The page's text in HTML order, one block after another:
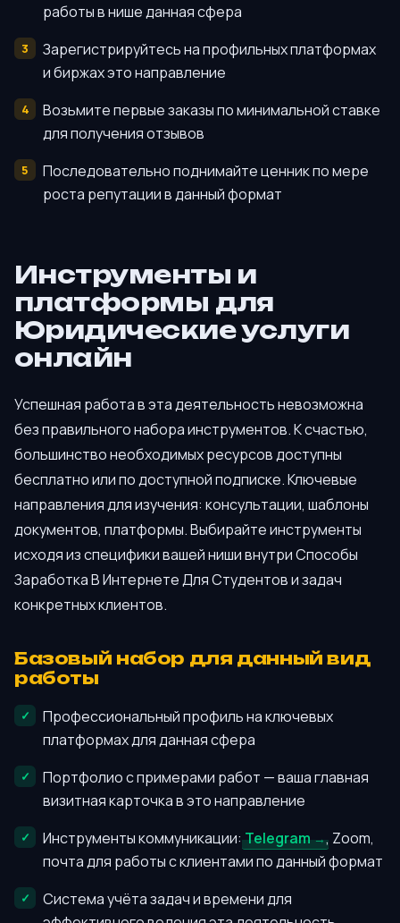
работы в нише данная сфера
Зарегистрируйтесь на профильных платформах
и биржах это направление
Возьмите первые заказы по минимальной ставке
для получения отзывов
Последовательно поднимайте ценник по мере
роста репутации в данный формат
Инструменты и
платформы для
Юридические услуги
онлайн
Успешная работа в эта деятельность невозможна
без правильного набора инструментов. К счастью,
большинство необходимых ресурсов доступны
бесплатно или по доступной подписке. Ключевые
направления для изучения: консультации, шаблоны
документов, платформы. Выбирайте инструменты
исходя из специфики вашей ниши внутри Способы
Заработка В Интернете Для Студентов и задач
конкретных клиентов.
Базовый набор для данный вид
работы
Профессиональный профиль на ключевых
платформах для данная сфера
Портфолио с примерами работ — ваша главная
визитная карточка в это направление
Инструменты коммуникации:Telegram
, Zoom,
почта для работы с клиентами по данный формат
Система учёта задач и времени для